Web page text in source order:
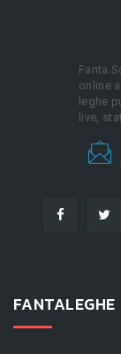
online
leghe
live,
FANTALEGHE